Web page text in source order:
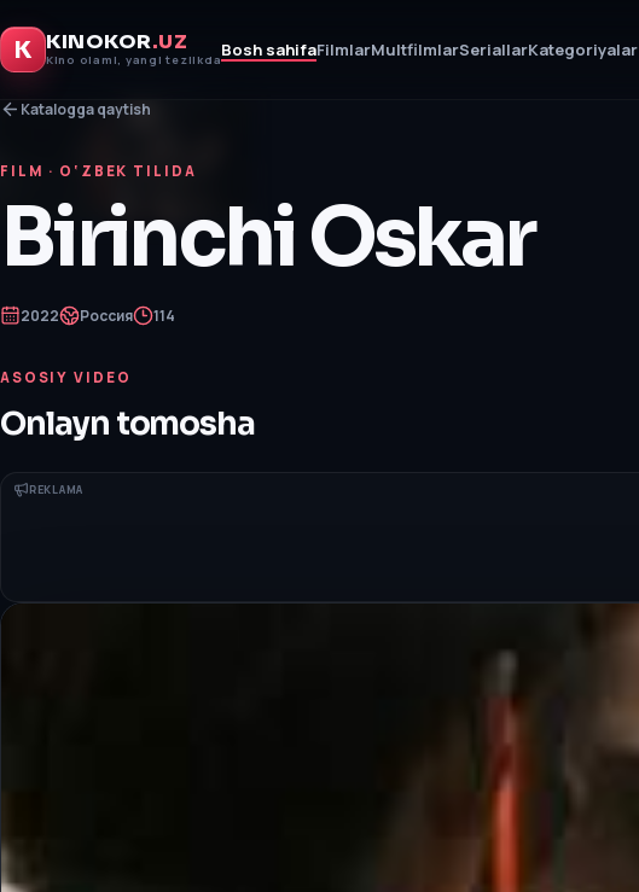
K KINOKOR.UZ
Kino olami, yangi tezlikdaBosh sahifaFilmlarMultfilmlarSeriallarKategoriyalar
Katalogga qaytish
FILM · O‘ZBEK TILIDA
Birinchi Oskar
2022 Россия 114
ASOSIY VIDEO
Onlayn tomosha
REKLAMA